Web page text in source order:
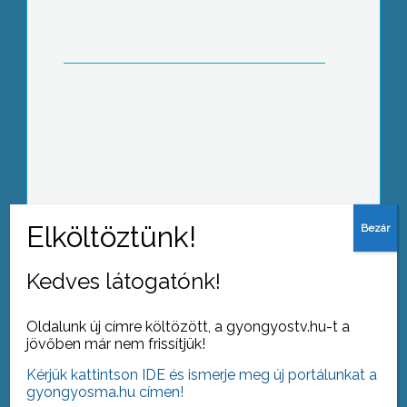
Film Fél 7 Mátrafüreden
Hőguta és napszúrás-veszély
25 éve a fogfronton
Kedves látogatónk!
Oldalunk új címre költözött, a gyongyostv.hu-t a
jövőben már nem frissítjük!
Kérjük kattintson IDE és ismerje meg új portálunkat a
gyongyosma.hu címen!